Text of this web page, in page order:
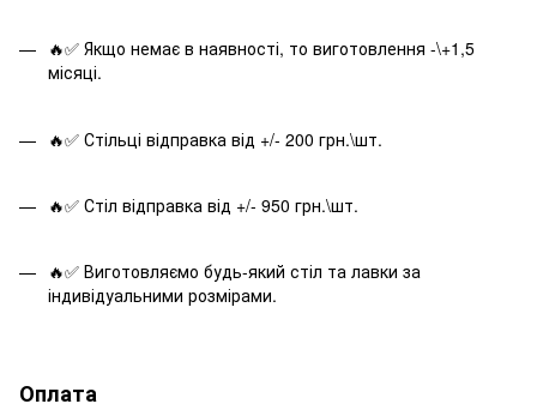
🔥✅ Якщо немає в наявності, то виготовлення -\+1,5
місяці.
🔥✅ Стільці відправка від +/- 200 грн.\шт.
🔥✅ Стіл відправка від +/- 950 грн.\шт.
🔥✅ Виготовляємо будь-який стіл та лавки за
індивідуальними розмірами.
Оплата